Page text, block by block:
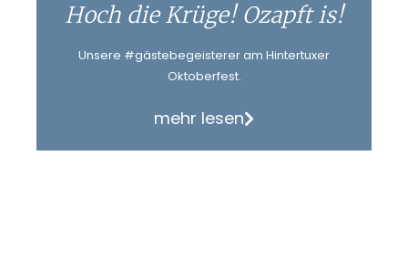
Hoch die Krüge! Ozapft is!
Unsere #gästebegeisterer am Hintertuxer
Oktoberfest.
mehr lesen